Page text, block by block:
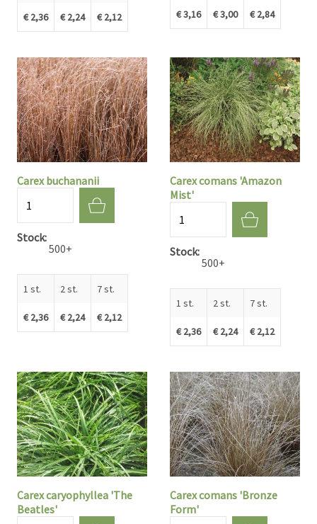
€ 2,36 € 2,24 € 2,12 € 3,16 € 3,00 € 2,84
Carex buchananii
Stock
500+
1 st.
€ 2,36
2 st.
€ 2,24
7 st.
€ 2,12
Carex comans 'Amazon
Mist'
Stock
500+
1 st.
€ 2,36
2 st.
€ 2,24
7 st.
€ 2,12
Carex caryophyllea 'The
Beatles'
Carex comans 'Bronze
Form'